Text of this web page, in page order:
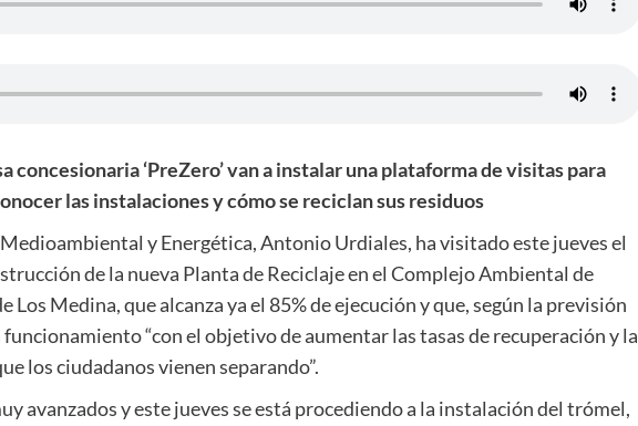
concesionaria ‘PreZero’ van a instalar una plataforma de visitas para
las instalaciones y cómo se reciclan sus residuos
y Energética, Antonio Urdiales, ha visitado este jueves el
de la nueva Planta de Reciclaje en el Complejo Ambiental de
Los Medina, que alcanza ya el 85% de ejecución y que, según la previsión
“con el objetivo de aumentar las tasas de recuperación y la
los ciudadanos vienen separando”.
avanzados y este jueves se está procediendo a la instalación del trómel,